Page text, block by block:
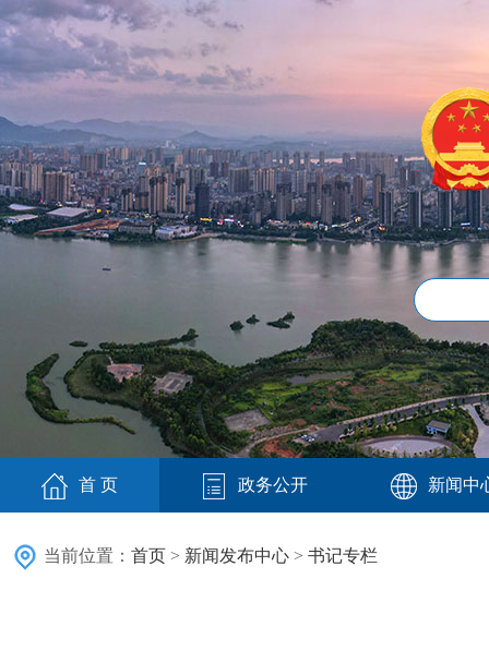
首 页 政务公开 新闻中
当前位置： 首页 > 新闻发布中心 > 书记专栏